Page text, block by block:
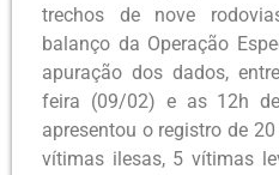
trechos de nove
balanço da Operação
apuração dos dados,
feira (09/02) e as 12h
apresentou o registro de
vítimas ilesas, 5 vítimas